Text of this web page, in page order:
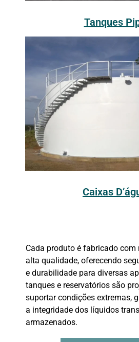
Tanques
Caixas
Cada produto é fabricado
alta qualidade, oferecendo
e durabilidade para diversas
tanques e reservatórios são
suportar condições extremas,
a integridade dos líquidos
armazenados.